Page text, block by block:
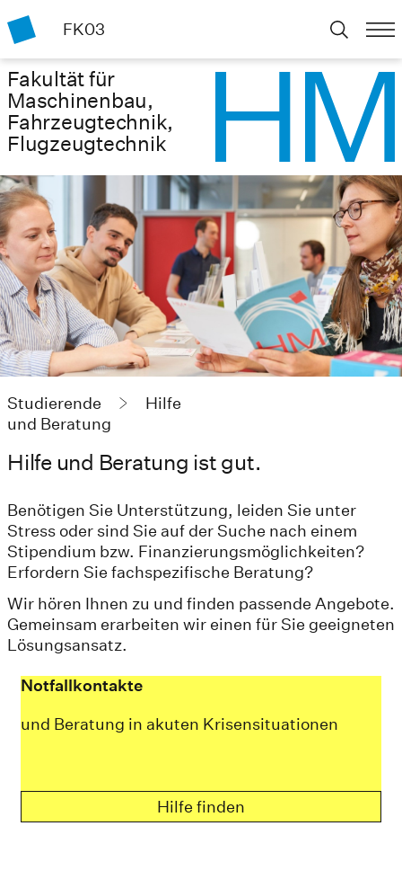
FK03
Fakultät für
Maschinenbau,
Fahrzeugtechnik,
Flugzeugtechnik
Studierende
Hilfe
und Beratung
Hilfe und Beratung ist gut.
Benötigen Sie Unterstützung, leiden Sie unter
Stress oder sind Sie auf der Suche nach einem
Stipendium bzw. Finanzierungsmöglichkeiten?
Erfordern Sie fachspezifische Beratung?
Wir hören Ihnen zu und finden passende Angebote.
Gemeinsam erarbeiten wir einen für Sie geeigneten
Lösungsansatz.
Notfallkontakte
und Beratung in akuten Krisensituationen
Hilfe finden